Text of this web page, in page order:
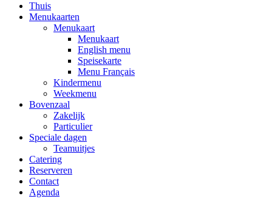
Thuis
Menukaarten
Menukaart
Menukaart
English menu
Speisekarte
Menu Français
Kindermenu
Weekmenu
Bovenzaal
Zakelijk
Particulier
Speciale dagen
Teamuitjes
Catering
Reserveren
Contact
Agenda